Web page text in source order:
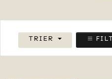
TRIER